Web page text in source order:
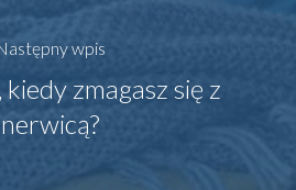
wpis
kiedy zmagasz się z
nerwicą?